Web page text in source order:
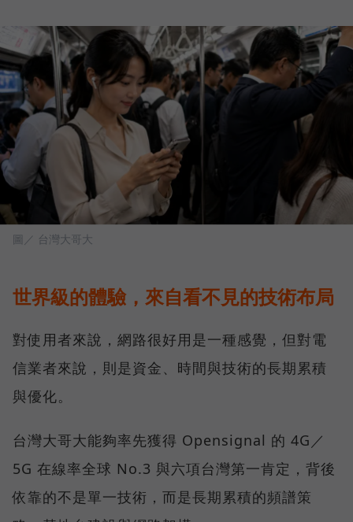
圖／ 台灣大哥大
世界級的體驗，來自看不見的技術布局
對使用者來說，網路很好用是一種感覺，但對電
信業者來說，則是資金、時間與技術的長期累積
與優化。
台灣大哥大能夠率先獲得 Opensignal 的 4G／
5G 在線率全球 No.3 與六項台灣第一肯定，背後
依靠的不是單一技術，而是長期累積的頻譜策